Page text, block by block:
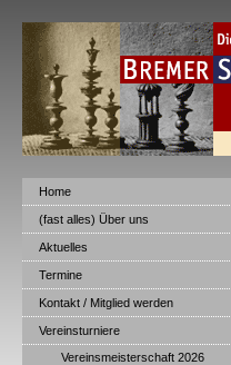
Home
(fast alles) Über uns
Aktuelles
Termine
Kontakt / Mitglied werden
Vereinsturniere
Vereinsmeisterschaft 2026